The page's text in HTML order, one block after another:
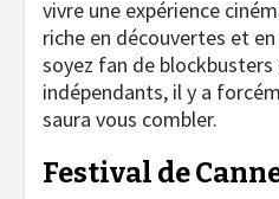
vivre une expérience
riche en découvertes et
soyez fan de
indépendants, il y a
saura vous combler.
Festival de